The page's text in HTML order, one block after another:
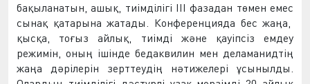
бақыланатын, ашық, тиімділігі III фазадан төмен емес
сынақ қатарына жатады. Конференцияда бес жаңа,
қысқа, тоғыз айлық, тиімді және қауіпсіз емдеу
режимін, оның ішінде бедаквилин мен деламанидтің
жаңа дәрілерін зерттеудің нәтижелері ұсынылды.